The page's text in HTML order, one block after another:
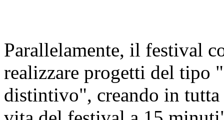
Parallelamente, il festival
realizzare progetti del tipo
distintivo", creando in